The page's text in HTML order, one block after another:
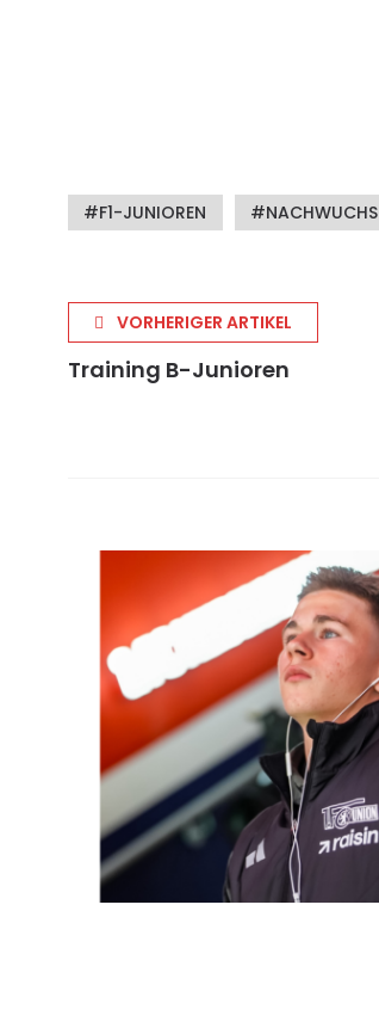
F1-JUNIOREN NACHWUCHS
VORHERIGER ARTIKEL
Training B-Junioren